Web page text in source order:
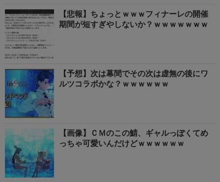
【悲報】ちょっとｗｗｗフィナーレの開催
期間が短すぎやしないか？ｗｗｗｗｗｗｗ
【予想】次は幕間でその次は虚無の後にワ
ルツコラボかな？ｗｗｗｗｗｗ
【画像】ＣＭのこの鯖、ギャルっぽくてめ
っちゃ可愛いんだけどｗｗｗｗｗｗ